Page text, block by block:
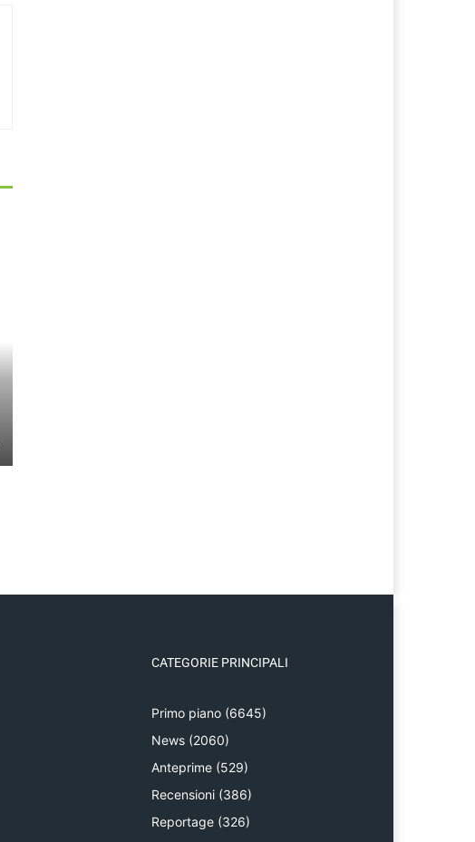
CATEGORIE PRINCIPALI
Primo piano (6645)
News (2060)
Anteprime (529)
Recensioni (386)
Reportage (326)